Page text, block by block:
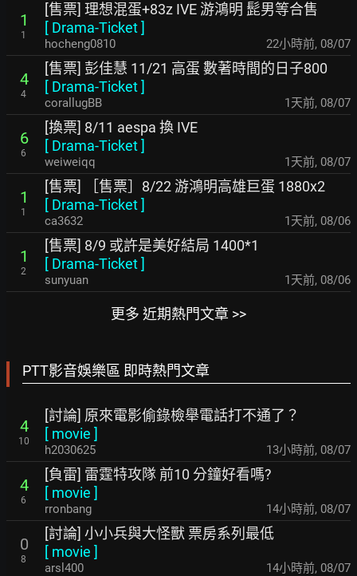
1
1
[售票] 理想混蛋+83z IVE 游鴻明 髭男等合售
[ Drama-Ticket]
hocheng0810 22小時前, 08/07
4
4
[售票] 彭佳慧 11/21 高蛋 數著時間的日子800
[ Drama-Ticket]
corallugBB 1天前, 08/07
6
6
[換票] 8/11 aespa 換 IVE
[ Drama-Ticket]
weiweiqq 1天前, 08/07
1
1
[售票] ［售票］8/22 游鴻明高雄巨蛋 1880x2
[ Drama-Ticket]
ca3632 1天前, 08/06
1
2
[售票] 8/9 或許是美好結局 1400*1
[ Drama-Ticket]
sunyuan 1天前, 08/06
更多 近期熱門文章 >>
PTT影音娛樂區 即時熱門文章
4
10
[討論] 原來電影偷錄檢舉電話打不通了？
[ movie ]
h2030625 13小時前, 08/07
4
6
[負雷] 雷霆特攻隊 前10 分鐘好看嗎?
[ movie ]
rronbang 14小時前, 08/07
0
8
[討論] 小小兵與大怪獸 票房系列最低
[ movie ]
arsl400 14小時前, 08/07